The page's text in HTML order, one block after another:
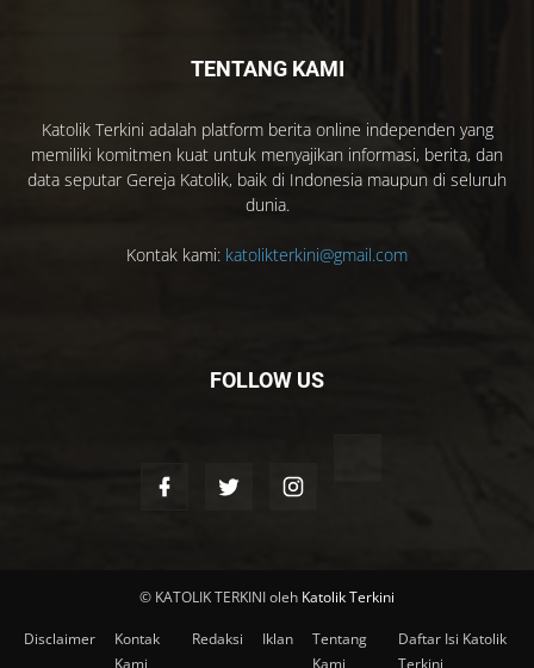
TENTANG KAMI
Katolik Terkini adalah platform berita online independen yang
memiliki komitmen kuat untuk menyajikan informasi, berita, dan
data seputar Gereja Katolik, baik di Indonesia maupun di seluruh
dunia.
Kontak kami: katolikterkini@gmail.com
FOLLOW US
© KATOLIK TERKINI oleh Katolik Terkini
Disclaimer
Kontak
Kami
Redaksi Iklan
Tentang
Kami
Daftar Isi Katolik
Terkini